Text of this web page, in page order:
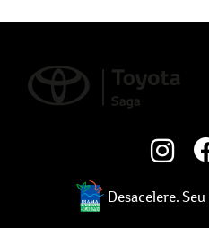
Desacelere.